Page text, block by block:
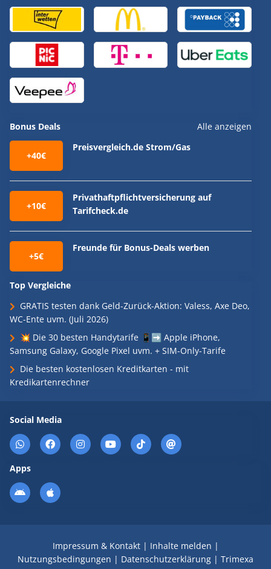
Bonus Deals Alle anzeigen
+40€
Preisvergleich.de Strom/Gas
+10€
Privathaftpflichtversicherung auf
Tarifcheck.de
+5€
Freunde für Bonus-Deals werben
Top Vergleiche
GRATIS testen dank Geld-Zurück-Aktion: Valess, Axe Deo,
WC-Ente uvm. (Juli 2026)
💥 Die 30 besten Handytarife 📱➡️ Apple iPhone,
Samsung Galaxy, Google Pixel uvm. + SIM-Only-Tarife
Die besten kostenlosen Kreditkarten - mit
Kredikartenrechner
Social Media
Apps
Impressum & Kontakt| Inhalte melden |
Nutzungsbedingungen | Datenschutzerklärung | Trimexa